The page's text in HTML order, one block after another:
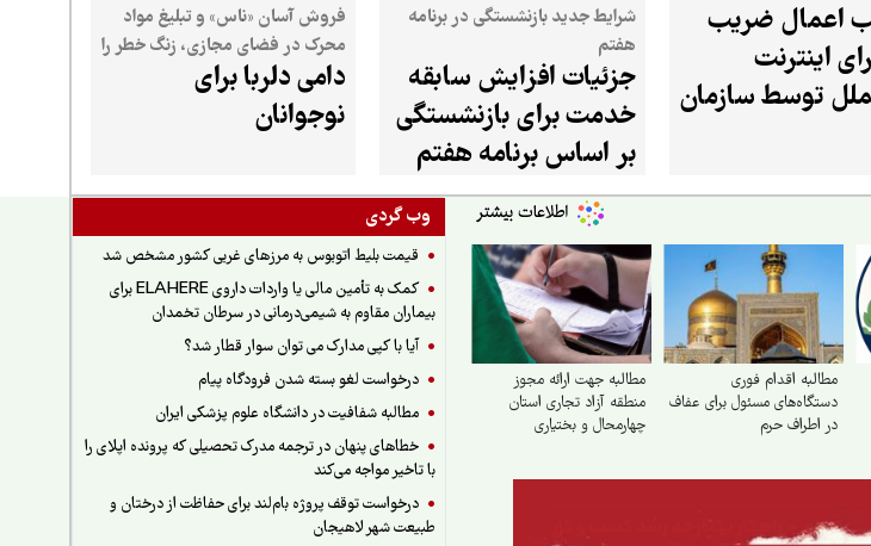
اعمال ضریب
برای اینترنت
توسط سازمان
شرایط جدید بازنشستگی در برنامه
هفتم
جزئیات افزایش سابقه
خدمت برای بازنشستگی
بر اساس برنامه هفتم
فروش آسان «ناس» و تبلیغ مواد
محرک در فضای مجازی، زنگ خطر را
برای کودکان و نوجوانان به صدا
درآورده است
دامی دلربا برای
نوجوانان
وب گردی
قیمت بلیط اتوبوس به مرزهای غربی کشور مشخص شد
کمک به تأمین مالی یا واردات داروی ELAHERE برای
بیماران مقاوم به شیمی‌درمانی در سرطان تخمدان
آیا با کپی مدارک می توان سوار قطار شد؟
درخواست لغو بسته شدن فرودگاه پیام
مطالبه شفافیت در دانشگاه علوم پزشکی ایران
خطاهای پنهان در ترجمه مدرک تحصیلی که پرونده اپلای را
با تاخیر مواجه می‌کند
درخواست توقف پروژه بام‌لند برای حفاظت از درختان و
طبیعت شهر لاهیجان
مطالبه اقدام فوری
دستگاه‌های مسئول برای عفاف
در اطراف حرم
مطالبه جهت ارائه مجوز
منطقه آزاد تجاری استان
چهارمحال و بختیاری